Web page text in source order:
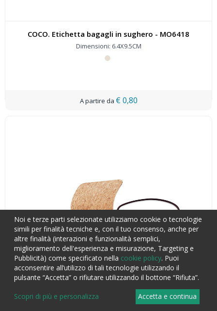
COCO. Etichetta bagagli in sughero - MO6418
Dimensioni: 6.4X9.5CM
€ 0,80
Noi e terze parti selezionate utilizziamo cookie o tecnologie
simili per finalità tecniche e, con il tuo consenso, anche per
altre finalità (interazioni e funzionalità semplici,
miglioramento dell'esperienza e misurazione, Targeting e
Pubblicità) come specificato nella cookie policy. Puoi
acconsentire all’utilizzo di tali tecnologie utilizzando il
pulsante “Accetta” o rifiutare utilizzando il bottone “Rifiuta”.
Scopri di più e personalizza Accetta e continua